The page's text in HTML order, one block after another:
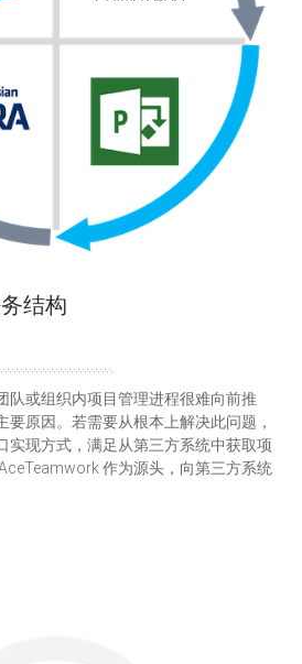
结构
队或组织内项目管理进程很难向前推
要原因。若需要从根本上解决此问题，
实现方式，满足从第三方系统中获取项
作为源头，向第三方系统